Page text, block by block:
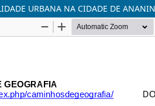
URBANA NA CIDADE DE